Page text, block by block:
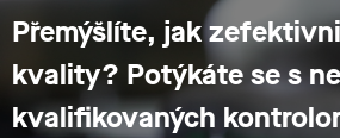
Přemýšlíte, jak
kvality? Potýkáte se s
kvalifikovaných